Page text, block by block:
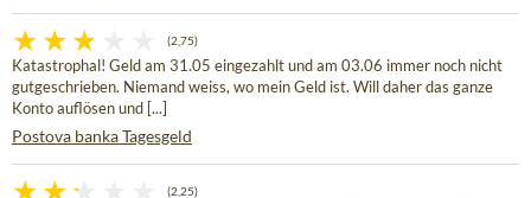
(2,75)
Katastrophal! Geld am 31.05 eingezahlt und am 03.06 immer noch nicht
gutgeschrieben. Niemand weiss, wo mein Geld ist. Will daher das ganze
Konto auflösen und [...]
Postova banka Tagesgeld
(2,25)